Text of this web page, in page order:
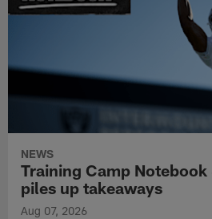
NEWS
Training Camp
piles up takeaways
Aug 07, 2026